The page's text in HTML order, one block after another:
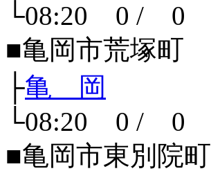
└08:20 0 / 0
■亀岡市荒塚町
├亀 岡
└08:20 0 / 0
■亀岡市東別院町